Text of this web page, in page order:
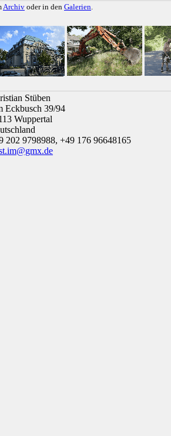
Archiv oder in den Galerien.
Stüben
Eckbusch 39/94
Wuppertal
202 9798988, +49 176 96648165